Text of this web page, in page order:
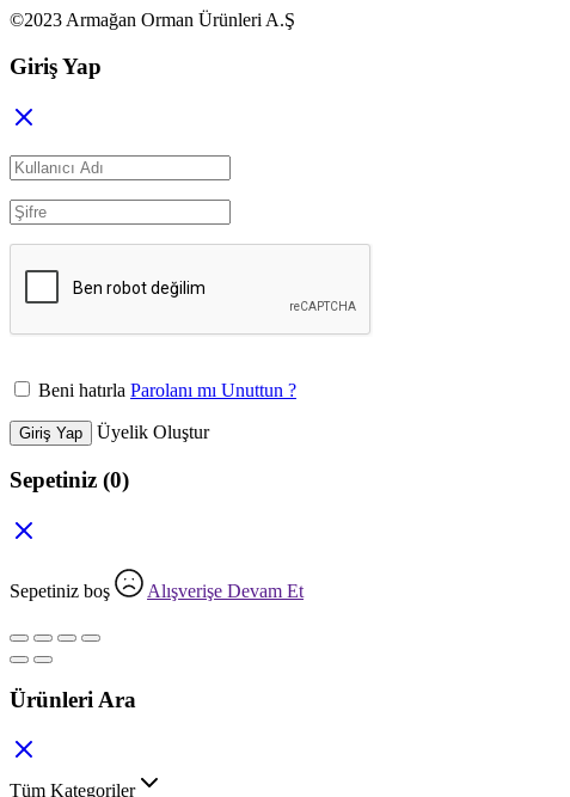
©2023 Armağan Orman Ürünleri A.Ş
Giriş Yap
Beni hatırla Parolanı mı Unuttun ?
Giriş Yap Üyelik Oluştur
Sepetiniz (0)
Sepetiniz boş Alışverişe Devam Et
Ürünleri Ara
Tüm Kategoriler